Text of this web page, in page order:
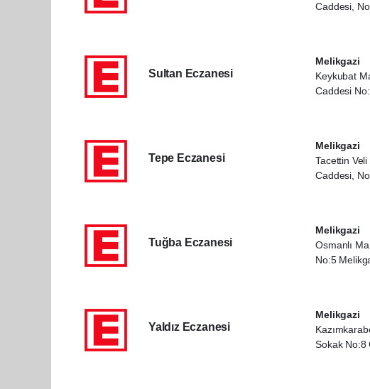
Caddesi,
Sultan Eczanesi
Melikgazi
Keykubat
Caddesi
Tepe Eczanesi
Melikgazi
Tacettin
Caddesi,
Tuğba Eczanesi
Melikgazi
Osmanlı
No:5
Yaldız Eczanesi
Melikgazi
Sokak No:8